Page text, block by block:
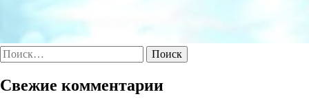
Найти:
Свежие комментарии